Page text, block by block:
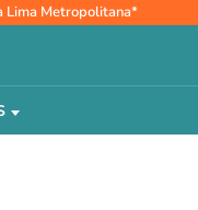
Lima Metropolitana*
Rango
de
desde
hasta